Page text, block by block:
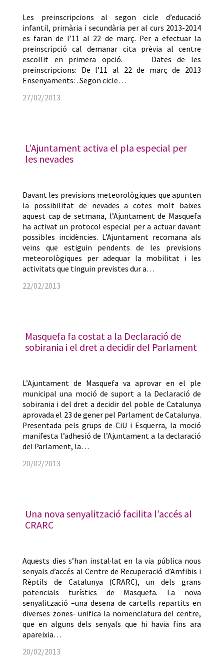
Les preinscripcions al segon cicle d’educació
infantil, primària i secundària per al curs 2013-2014
es faran de l’11 al 22 de març. Per a efectuar la
preinscripció cal demanar cita prèvia al centre
escollit en primera opció. Dates de les
preinscripcions: De l’11 al 22 de març de 2013
Ensenyaments: . Segon cicle…
27/02/2013
L’Ajuntament activa el pla especial per
les nevades
Davant les previsions meteorològiques que apunten
la possibilitat de nevades a cotes molt baixes
aquest cap de setmana, l’Ajuntament de Masquefa
ha activat un protocol especial per a actuar davant
possibles incidències. L’Ajuntament recomana als
veïns que estiguin pendents de les previsions
meteorològiques per adequar la mobilitat i les
activitats que tinguin previstes dur a…
22/02/2013
Masquefa fa costat a la Declaració de
sobirania i el dret a decidir del Parlament
L’Ajuntament de Masquefa va aprovar en el ple
municipal una moció de suport a la Declaració de
sobirania i del dret a decidir del poble de Catalunya
aprovada el 23 de gener pel Parlament de Catalunya.
Presentada pels grups de CiU i Esquerra, la moció
manifesta l’adhesió de l’Ajuntament a la declaració
del Parlament, la…
20/02/2013
Una nova senyalització facilita l’accés al
CRARC
Aquests dies s’han instal·lat en la via pública nous
senyals d’accés al Centre de Recuperació d’Amfibis i
Rèptils de Catalunya (CRARC), un dels grans
potencials turístics de Masquefa. La nova
senyalització –una desena de cartells repartits en
diverses zones- unifica la nomenclatura del centre,
que en alguns dels senyals que hi havia fins ara
apareixia…
20/02/2013